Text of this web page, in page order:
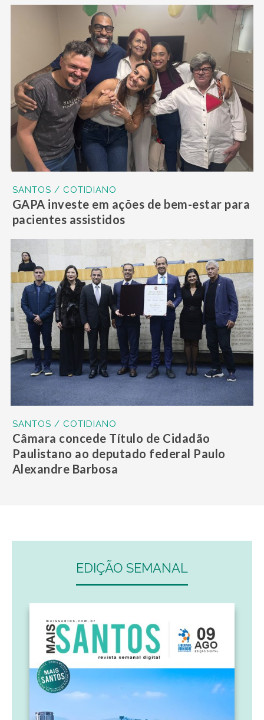
SANTOS / COTIDIANO
GAPA investe em ações de bem-estar para
pacientes assistidos
SANTOS / COTIDIANO
Câmara concede Título de Cidadão
Paulistano ao deputado federal Paulo
Alexandre Barbosa
EDIÇÃO SEMANAL